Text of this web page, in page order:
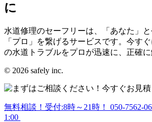
に
水道修理のセーフリーは、「あなた」
「プロ」を繋げるサービスです。今す
の水道トラブルをプロが迅速に、正確に
© 2026 safely inc.
無料相談！受付:8時～21時！ 050-7562-
1:00